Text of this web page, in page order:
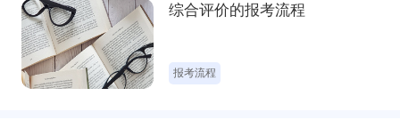
综合评价的报考流程